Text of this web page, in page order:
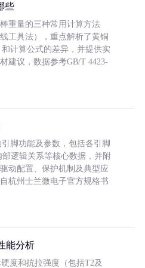
些
重量的三种常用计算方法
工具法），重点解析了黄铜
和计算公式的差异，并提供实
建议，数据参考GB/T 4423-
脚功能及参数，包括各引脚
逻辑关系等核心数据，并附
动配置、保护机制及典型应
杭州士兰微电子官方规格书
能分析
度和抗拉强度（包括T2及